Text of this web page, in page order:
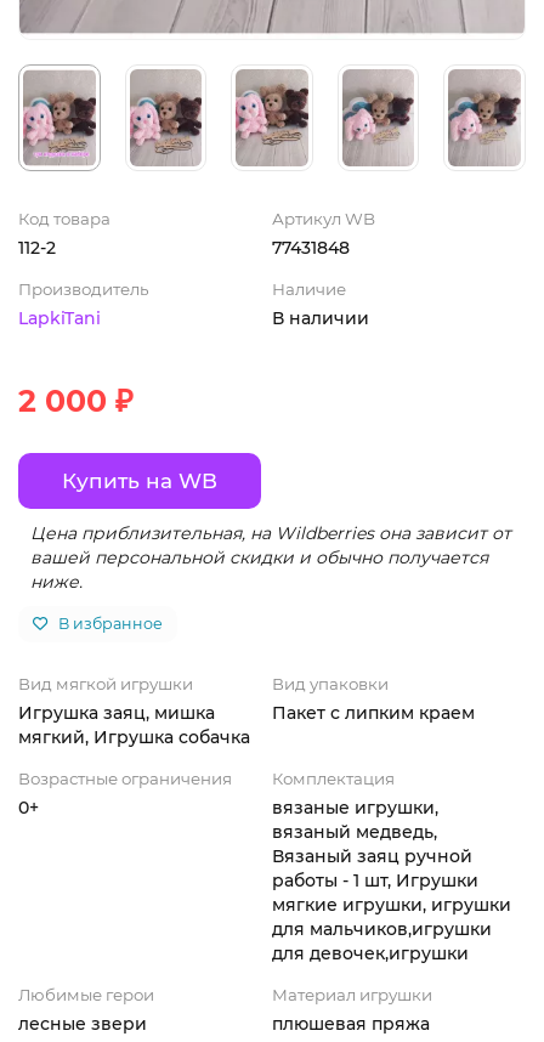
Код товара
112-2
Артикул WB
77431848
Производитель
LapkiTani
Наличие
В наличии
2 000 ₽
Купить на WB
Цена приблизительная, на Wildberries она зависит от
вашей персональной скидки и обычно получается
ниже.
В избранное
Вид мягкой игрушки
Игрушка заяц, мишка
мягкий, Игрушка собачка
Вид упаковки
Пакет с липким краем
Возрастные ограничения
0+
Комплектация
вязаные игрушки,
вязаный медведь,
Вязаный заяц ручной
работы - 1 шт, Игрушки
мягкие игрушки, игрушки
для мальчиков,игрушки
для девочек,игрушки
Любимые герои
лесные звери
Материал игрушки
плюшевая пряжа